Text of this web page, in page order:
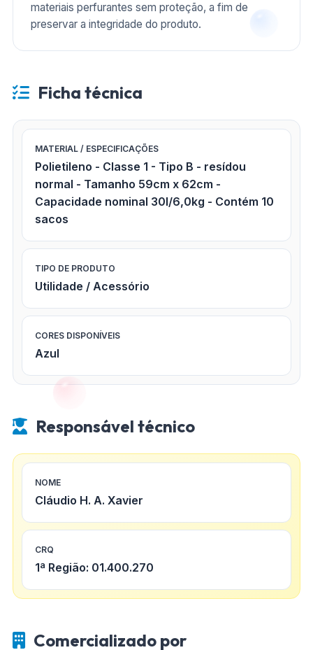
materiais perfurantes sem proteção, a fim de
preservar a integridade do produto.
Ficha técnica
MATERIAL / ESPECIFICAÇÕES
Polietileno - Classe 1 - Tipo B - resídou
normal - Tamanho 59cm x 62cm -
Capacidade nominal 30l/6,0kg - Contém 10
sacos
TIPO DE PRODUTO
Utilidade / Acessório
CORES DISPONÍVEIS
Azul
Responsável técnico
NOME
Cláudio H. A. Xavier
CRQ
1ª Região: 01.400.270
Comercializado por